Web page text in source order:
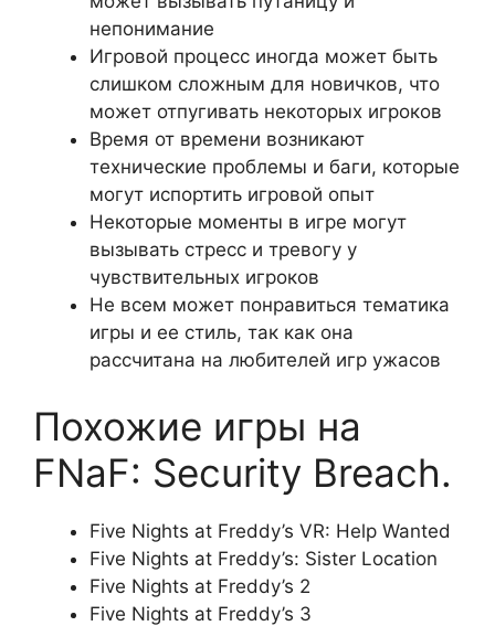
непонимание
Игровой процесс иногда может быть
слишком сложным для новичков, что
может отпугивать некоторых игроков
Время от времени возникают
технические проблемы и баги, которые
могут испортить игровой опыт
Некоторые моменты в игре могут
вызывать стресс и тревогу у
чувствительных игроков
Не всем может понравиться тематика
игры и ее стиль, так как она
рассчитана на любителей игр ужасов
Похожие игры на
FNaF: Security Breach.
Five Nights at Freddy’s VR: Help Wanted
Five Nights at Freddy’s: Sister Location
Five Nights at Freddy’s 2
Five Nights at Freddy’s 3